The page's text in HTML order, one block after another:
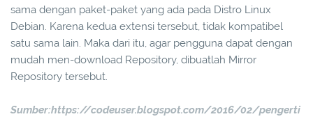
sama dengan paket-paket yang ada pada Distro Linux
Debian. Karena kedua extensi tersebut, tidak kompatibel
satu sama lain. Maka dari itu, agar pengguna dapat dengan
mudah men-download Repository, dibuatlah Mirror
Repository tersebut.
Sumber:https://codeuser.blogspot.com/2016/02/pengerti